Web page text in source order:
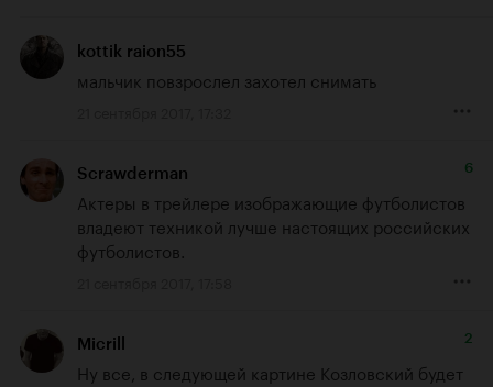
kottik raion55
мальчик повзрослел захотел снимать
Scrawderman 6
Актеры в трейлере изображающие футболистов
владеют техникой лучше настоящих российских
футболистов.
Micrill 2
Ну все, в следующей картине Козловский будет